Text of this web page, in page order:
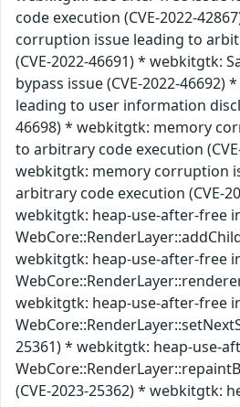
code execution (CVE-2022-
corruption issue leading to
(CVE-2022-46691) * webkitgtk:
bypass issue (CVE-2022-
leading to user information
46698) * webkitgtk: memory
to arbitrary code execution
webkitgtk: memory corruption
arbitrary code execution (CVE-
webkitgtk: heap-use-after-free
webkitgtk: heap-use-after-free
webkitgtk: heap-use-after-free
25361) * webkitgtk: heap-use-
(CVE-2023-25362) * webkitgtk: